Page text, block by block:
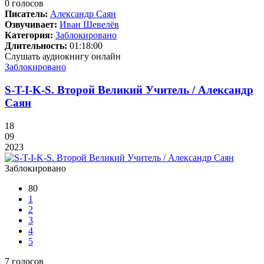
0 голосов
Писатель: Александр Саян
Озвучивает: Иван Шевелёв
Категория: Заблокировано
Длительность: 01:18:00
Слушать аудиокнигу онлайн
Заблокировано
S-T-I-K-S. Второй Великий Учитель / Александр
Саян
18
09
2023
Заблокировано
80
1
2
3
4
5
7 голосов